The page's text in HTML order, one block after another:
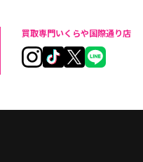
買取専門いくらや国際通り店